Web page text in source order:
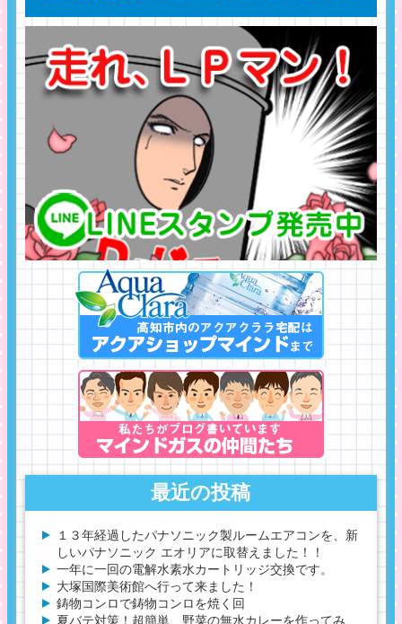
最近の投稿
１３年経過したパナソニック製ルームエアコンを、新
しいパナソニック エオリアに取替えました！！
一年に一回の電解水素水カートリッジ交換です。
大塚国際美術館へ行って来ました！
鋳物コンロで鋳物コンロを焼く回
夏バテ対策！超簡単、野菜の無水カレーを作ってみ